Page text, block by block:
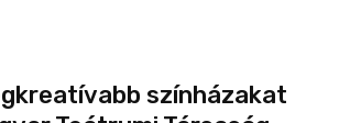
színházakat